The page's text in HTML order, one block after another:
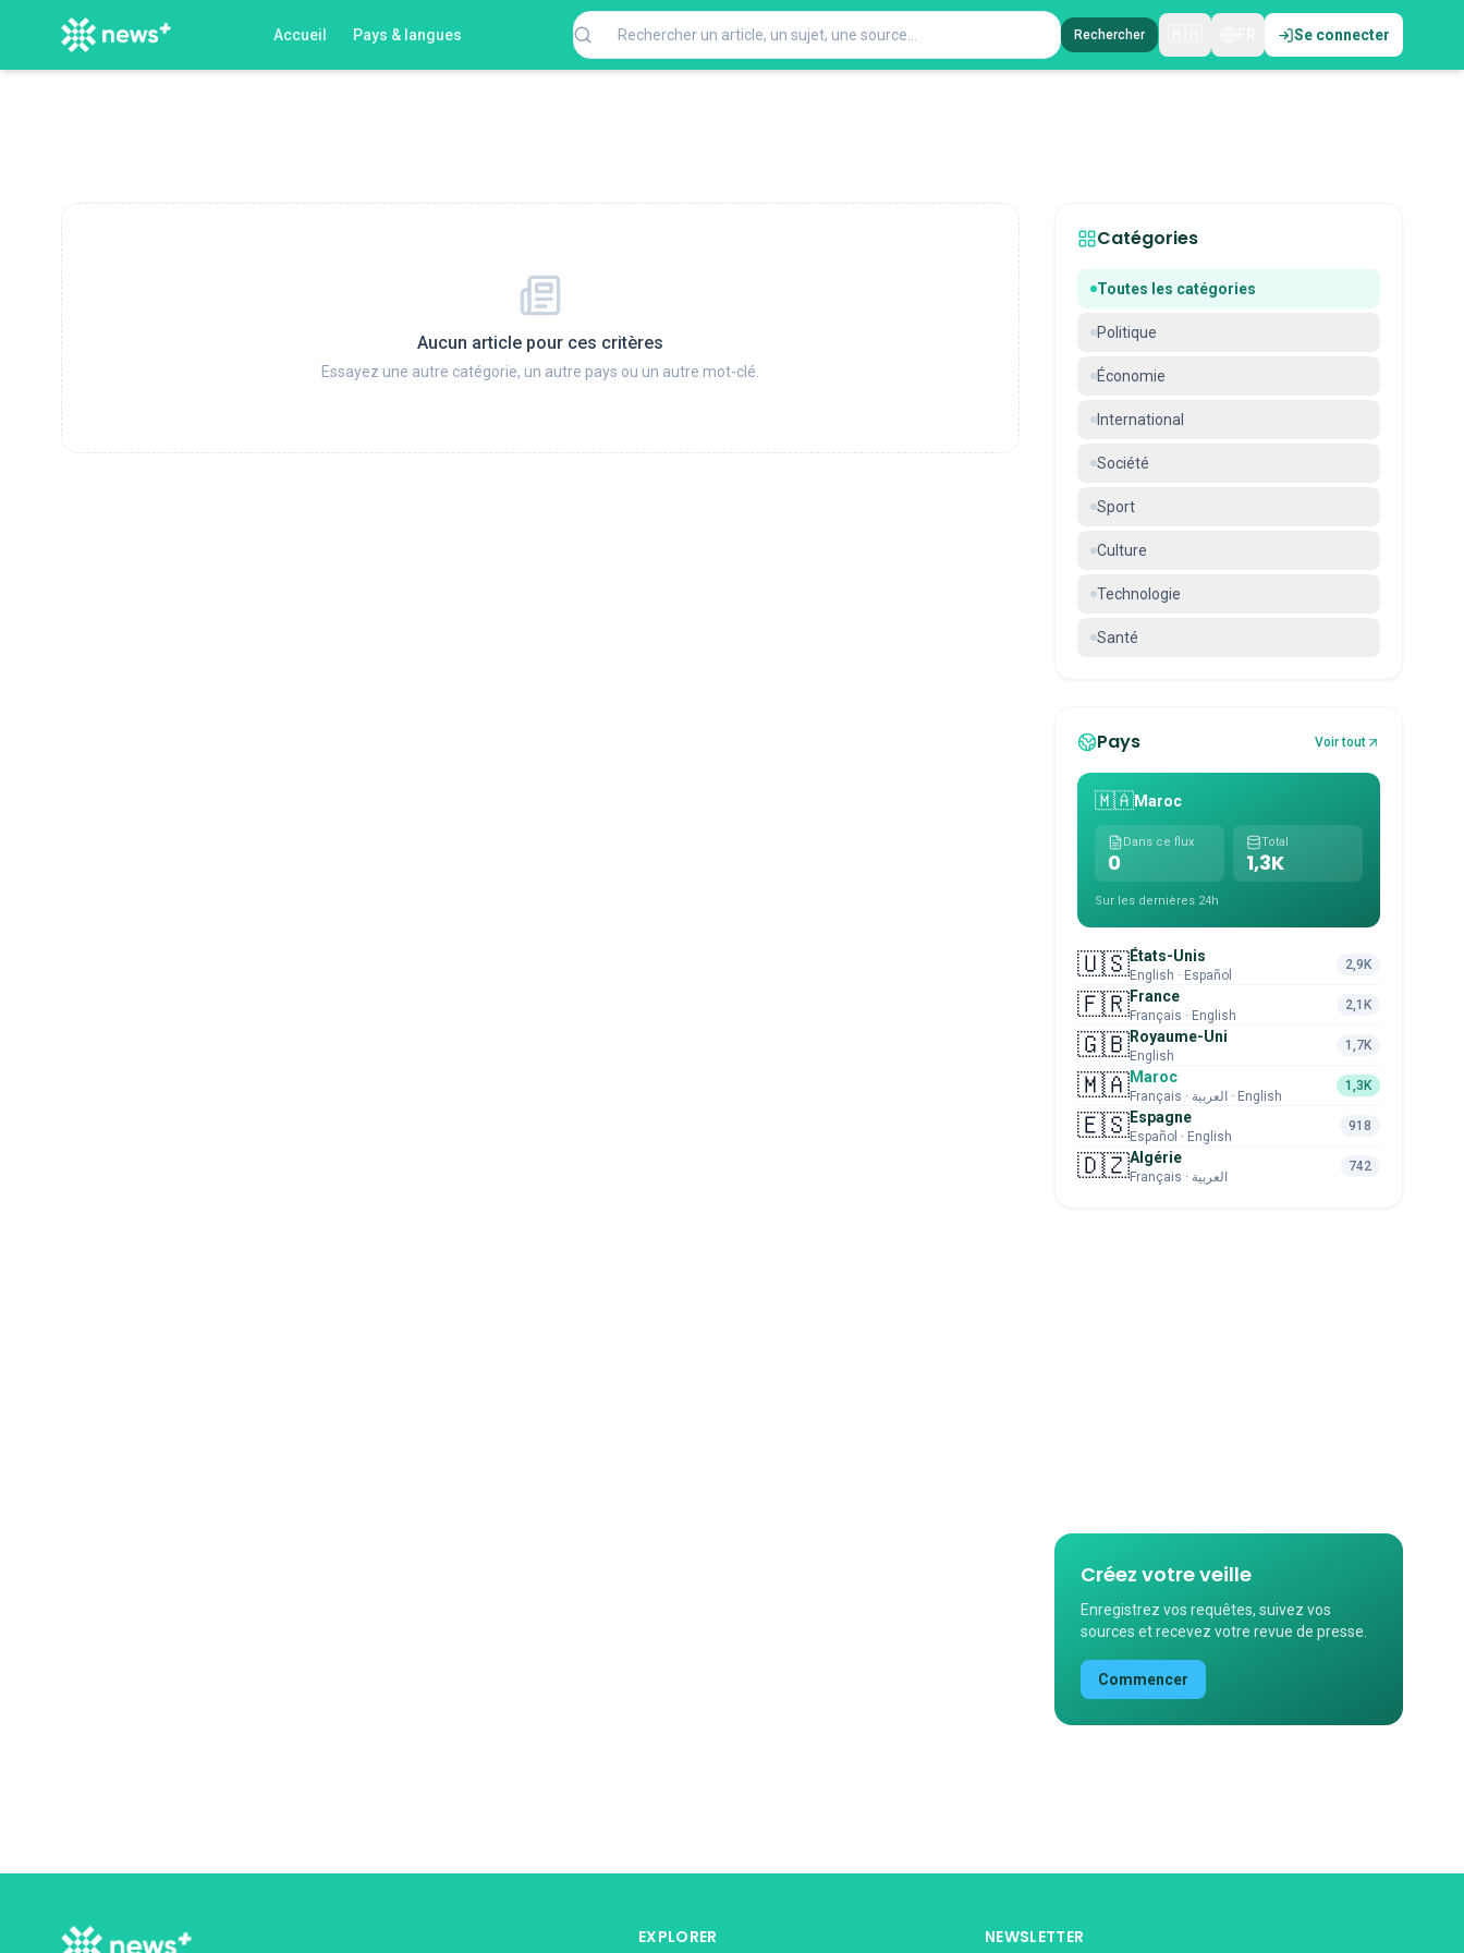
Accueil Pays & langues Rechercher Se connecter
Aucun article pour ces critères
Essayez une autre catégorie, un autre pays ou un autre mot-clé.
Catégories
Toutes les catégories
Politique
Économie
International
Société
Sport
Culture
Technologie
Santé
Pays Voir tout
🇲🇦Maroc
Dans ce flux
0
Total
1,3K
Sur les dernières 24h
🇺🇸États-Unis
English · Español
2,9K
🇫🇷France
Français · English
2,1K
🇬🇧Royaume-Uni
English
1,7K
🇲🇦Maroc
Français · العربية · English
1,3K
🇪🇸Espagne
Español · English
918
🇩🇿Algérie
Français · العربية
742
Créez votre veille
Enregistrez vos requêtes, suivez vos
sources et recevez votre revue de presse.
Commencer
EXPLORER NEWSLETTER